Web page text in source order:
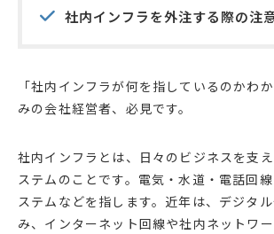
社内インフラを外注する際の注
「社内インフラが何を指しているのかわ
みの会社経営者、必見です。
社内インフラとは、日々のビジネスを支
ステムのことです。電気・水道・電話回
ステムなどを指します。近年は、デジタ
み、インターネット回線や社内ネットワ